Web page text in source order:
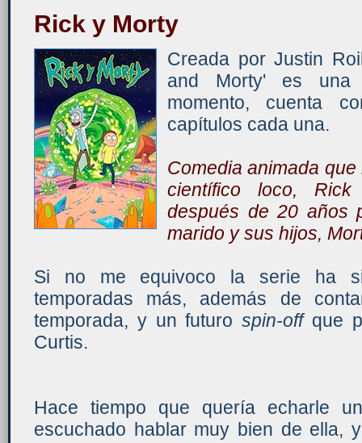
Rick y Morty
Creada por Justin
and Morty' es una
momento, cuenta
capítulos cada una.
Comedia animada
científico loco,
después de 20 años
marido y sus hijos,
Si no me equivoco la serie ha
temporadas más, además de
temporada, y un futuro spin-offque
Curtis.
Hace tiempo que quería echarle
escuchado hablar muy bien de ella,